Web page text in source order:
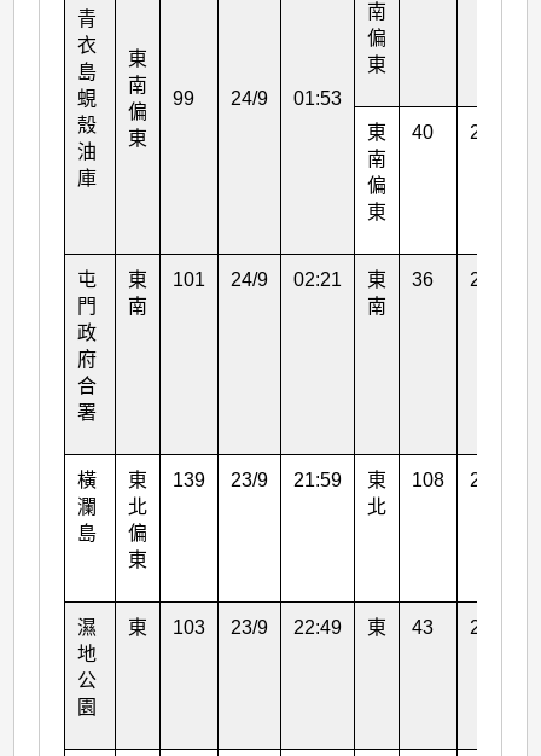
青
衣
島
蜆
殼
油
庫
東
南
偏
東
99 24/9 01:53
南
偏
東
東
南
偏
東
40 24/9
屯
門
政
府
合
署
東
南
101 24/9 02:21
東
南
36 24/9
橫
瀾
島
東
北
偏
東
139 23/9 21:59
東
北
108 23/9
濕
地
公
園
東 103 23/9 22:49 東 43 23/9